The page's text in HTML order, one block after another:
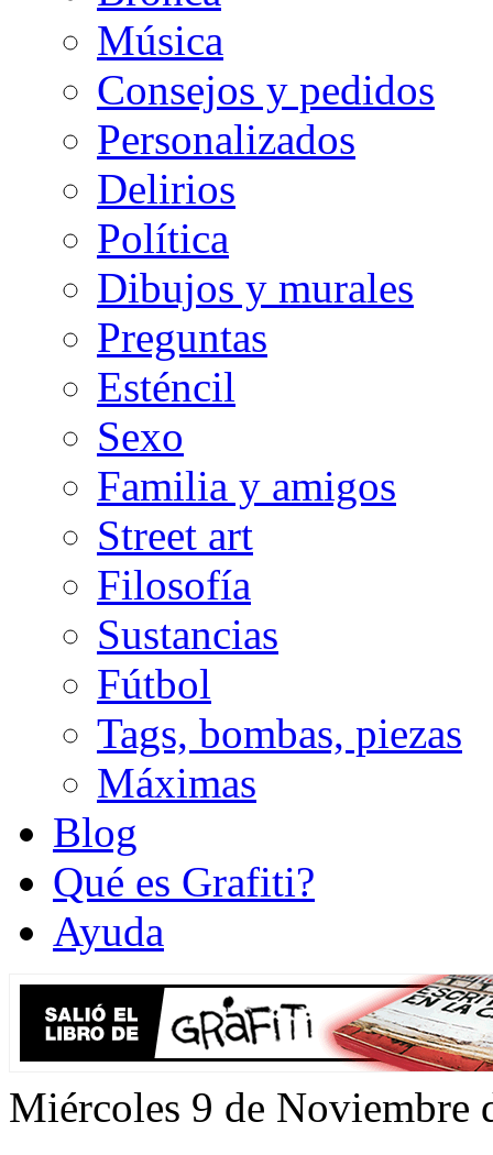
Música
Consejos y pedidos
Personalizados
Delirios
Política
Dibujos y murales
Preguntas
Esténcil
Sexo
Familia y amigos
Street art
Filosofía
Sustancias
Fútbol
Tags, bombas, piezas
Máximas
Blog
Qué es Grafiti?
Ayuda
Miércoles 9 de Noviembre